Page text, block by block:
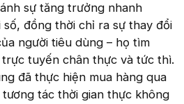
sự tăng trưởng nhanh
đồng thời chỉ ra sự thay đổi
người tiêu dùng – họ tìm
tuyến chân thực và tức thì.
đã thực hiện mua hàng qua
tác thời gian thực không